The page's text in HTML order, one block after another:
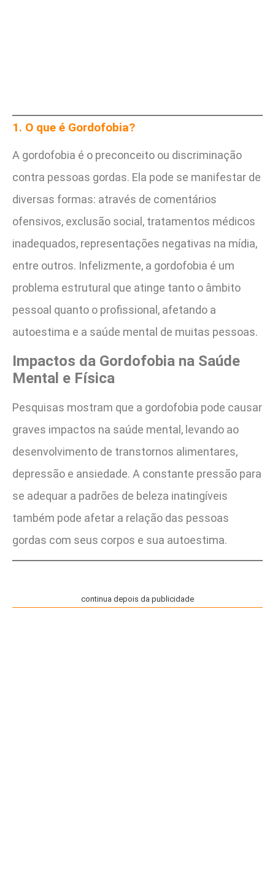
1. O que é Gordofobia?
A gordofobia é o preconceito ou discriminação
contra pessoas gordas. Ela pode se manifestar de
diversas formas: através de comentários
ofensivos, exclusão social, tratamentos médicos
inadequados, representações negativas na mídia,
entre outros. Infelizmente, a gordofobia é um
problema estrutural que atinge tanto o âmbito
pessoal quanto o profissional, afetando a
autoestima e a saúde mental de muitas pessoas.
Impactos da Gordofobia na Saúde
Mental e Física
Pesquisas mostram que a gordofobia pode causar
graves impactos na saúde mental, levando ao
desenvolvimento de transtornos alimentares,
depressão e ansiedade. A constante pressão para
se adequar a padrões de beleza inatingíveis
também pode afetar a relação das pessoas
gordas com seus corpos e sua autoestima.
continua depois da publicidade